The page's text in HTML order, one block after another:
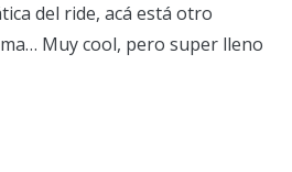
del ride, acá está otro
Muy cool, pero super lleno